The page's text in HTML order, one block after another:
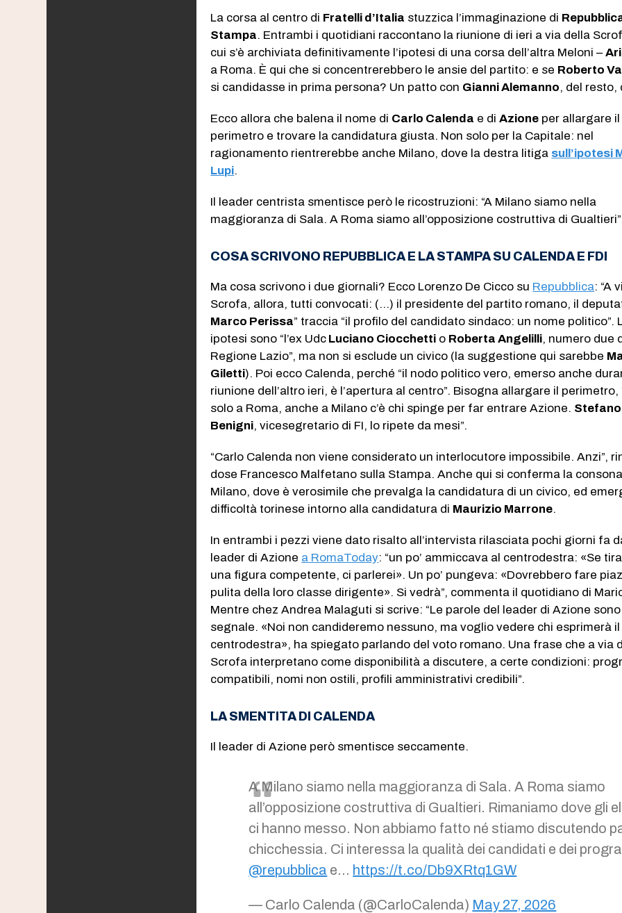
La corsa al centro di Fratelli d’Italia stuzzica l’immaginazione di
Stampa. Entrambi i quotidiani raccontano la riunione di ieri a via della
cui s’è archiviata definitivamente l’ipotesi di una corsa dell’altra Meloni –
a Roma. È qui che si concentrerebbero le ansie del partito: e se Roberto
si candidasse in prima persona? Un patto con Gianni Alemanno, del resto,
Ecco allora che balena il nome di Carlo Calenda e diAzione per allargare il
perimetro e trovare la candidatura giusta. Non solo per la Capitale: nel
ragionamento rientrerebbe anche Milano, dove la destra litiga sull’ipotesi
Lupi.
Il leader centrista smentisce però le ricostruzioni: “A Milano siamo nella
maggioranza di Sala. A Roma siamo all’opposizione costruttiva di
COSA SCRIVONO REPUBBLICA E LA STAMPA SU CALENDA E FDI
Ma cosa scrivono i due giornali? Ecco Lorenzo De Cicco su Repubblica: “A
Scrofa, allora, tutti convocati: (…) il presidente del partito romano, il
Marco Perissa” traccia “il profilo del candidato sindaco: un nome politico”.
ipotesi sono “l’ex Udc Luciano Ciocchetti o Roberta Angelilli, numero due
Regione Lazio”, ma non si esclude un civico (la suggestione qui sarebbe
Giletti). Poi ecco Calenda, perché “il nodo politico vero, emerso anche
riunione dell’altro ieri, è l’apertura al centro”. Bisogna allargare il perimetro,
solo a Roma, anche a Milano c’è chi spinge per far entrare Azione. Stefano
Benigni, vicesegretario di FI, lo ripete da mesi”.
“Carlo Calenda non viene considerato un interlocutore impossibile. Anzi”,
dose Francesco Malfetano sulla Stampa. Anche qui si conferma la
Milano, dove è verosimile che prevalga la candidatura di un civico, ed
difficoltà torinese intorno alla candidatura di Maurizio Marrone.
In entrambi i pezzi viene dato risalto all’intervista rilasciata pochi giorni fa
leader di Azione a RomaToday: “un po’ ammiccava al centrodestra: «Se
una figura competente, ci parlerei». Un po’ pungeva: «Dovrebbero fare
pulita della loro classe dirigente». Si vedrà”, commenta il quotidiano di
Mentre chez Andrea Malaguti si scrive: “Le parole del leader di Azione
segnale. «Noi non candideremo nessuno, ma voglio vedere chi esprimerà il
centrodestra», ha spiegato parlando del voto romano. Una frase che a via
Scrofa interpretano come disponibilità a discutere, a certe condizioni:
compatibili, nomi non ostili, profili amministrativi credibili”.
LA SMENTITA DI CALENDA
Il leader di Azione però smentisce seccamente.
A Milano siamo nella maggioranza di Sala. A Roma siamo
all’opposizione costruttiva di Gualtieri. Rimaniamo dove gli
ci hanno messo. Non abbiamo fatto né stiamo discutendo
chicchessia. Ci interessa la qualità dei candidati e dei
@repubblica e… https://t.co/Db9XRtq1GW
— Carlo Calenda (@CarloCalenda) May 27, 2026